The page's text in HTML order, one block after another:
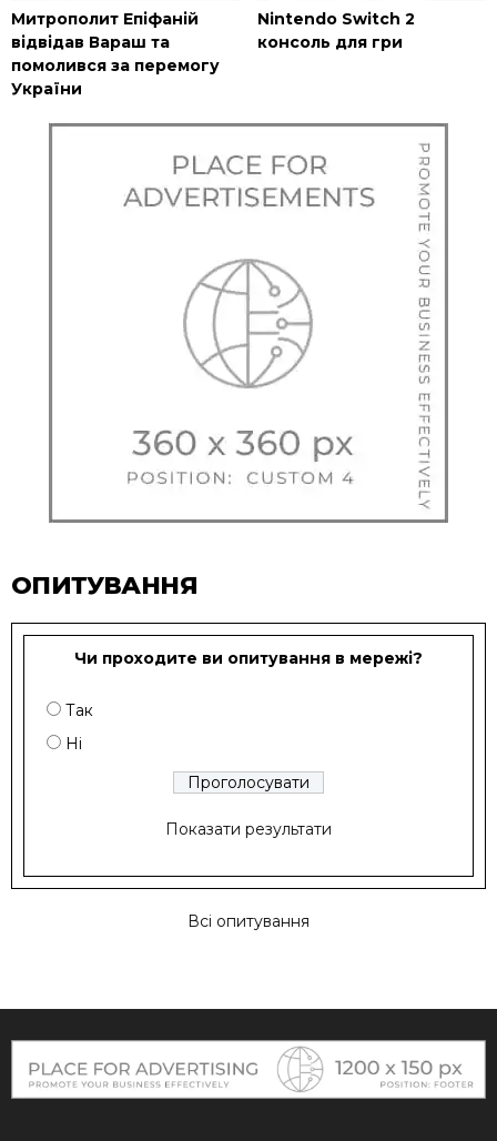
Митрополит Епіфаній
відвідав Вараш та
помолився за перемогу
України
Nintendo Switch 2
консоль для гри
ОПИТУВАННЯ
Чи проходите ви опитування в мережі?
Так
Ні
Показати результати
Всі опитування